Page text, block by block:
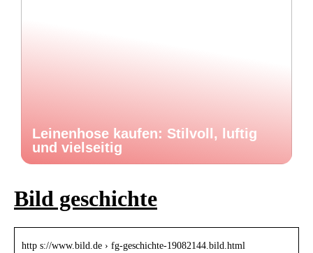
Leinenhose kaufen: Stilvoll, luftig
und vielseitig
Bild geschichte
http s://www.bild.de › fg-geschichte-19082144.bild.html